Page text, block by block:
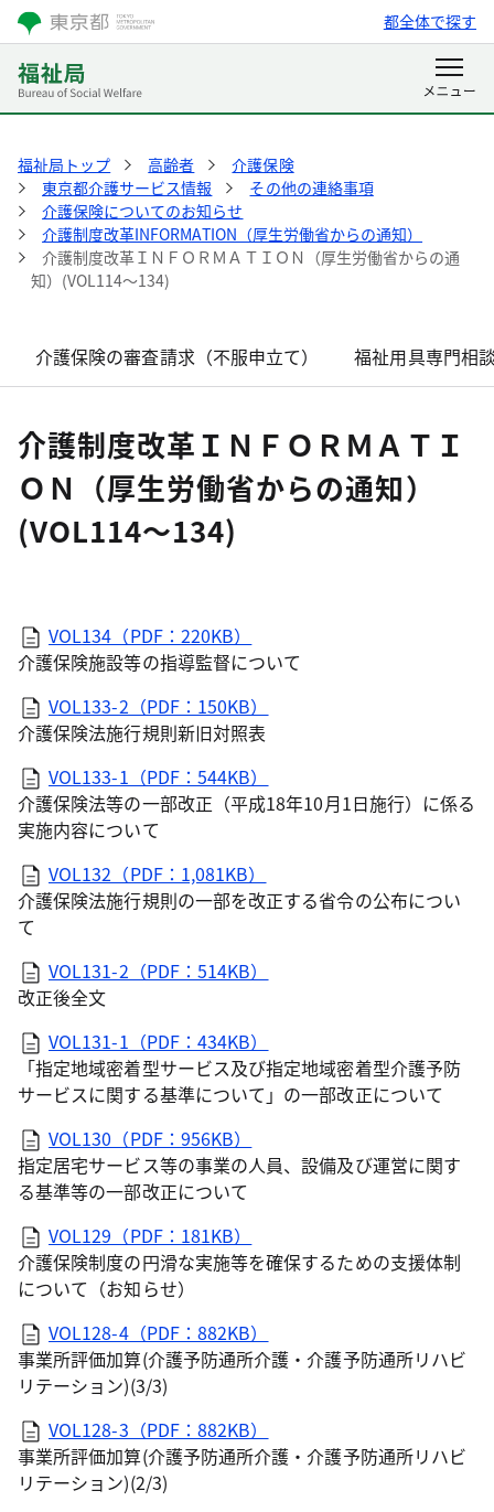
都全体で探す
福祉局トップ 高齢者
介護保険
東京都介護サービス情報
その他の連絡事項
介護保険についてのお知らせ
介護制度改革INFORMATION（厚生労働省からの通知）
介護制度改革ＩＮＦＯＲＭＡＴＩＯＮ（厚生労働省からの通
知）(VOL114～134)
介護保険の審査請求（不服申立て） 福祉用具専門相
介護制度改革ＩＮＦＯＲＭＡＴＩ
ＯＮ（厚生労働省からの通知）
(VOL114～134)
VOL134（PDF：220KB）
介護保険施設等の指導監督について
VOL133-2（PDF：150KB）
介護保険法施行規則新旧対照表
VOL133-1（PDF：544KB）
介護保険法等の一部改正（平成18年10月1日施行）に係る
実施内容について
VOL132（PDF：1,081KB）
介護保険法施行規則の一部を改正する省令の公布につい
て
VOL131-2（PDF：514KB）
改正後全文
VOL131-1（PDF：434KB）
「指定地域密着型サービス及び指定地域密着型介護予防
サービスに関する基準について」の一部改正について
VOL130（PDF：956KB）
指定居宅サービス等の事業の人員、設備及び運営に関す
る基準等の一部改正について
VOL129（PDF：181KB）
介護保険制度の円滑な実施等を確保するための支援体制
について（お知らせ）
VOL128-4（PDF：882KB）
事業所評価加算(介護予防通所介護・介護予防通所リハビ
リテーション)(3/3)
VOL128-3（PDF：882KB）
事業所評価加算(介護予防通所介護・介護予防通所リハビ
リテーション)(2/3)